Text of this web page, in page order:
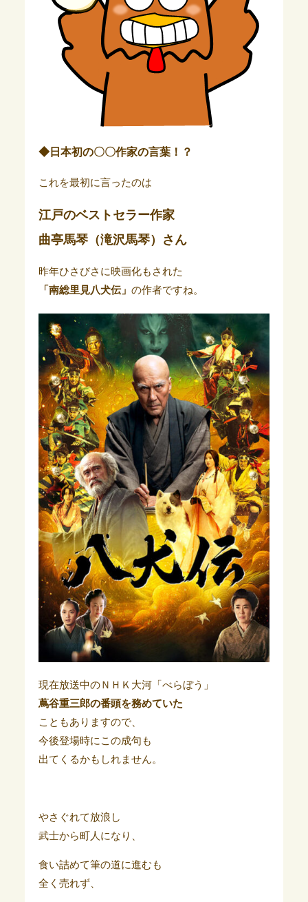
◆日本初の〇〇作家の言葉！？
これを最初に言ったのは
江戸のベストセラー作家
曲亭馬琴（滝沢馬琴）
さん
昨年ひさびさに映画化もされた
「南総里見八犬伝」 の作者ですね。
現在放送中のＮＨＫ大河「べらぼう」
蔦谷重三郎の番頭を務めていた
こともありますので、
今後登場時にこの成句も
出てくるかもしれません。
やさぐれて放浪し
武士から町人になり、
食い詰めて筆の道に進むも
全く売れず、